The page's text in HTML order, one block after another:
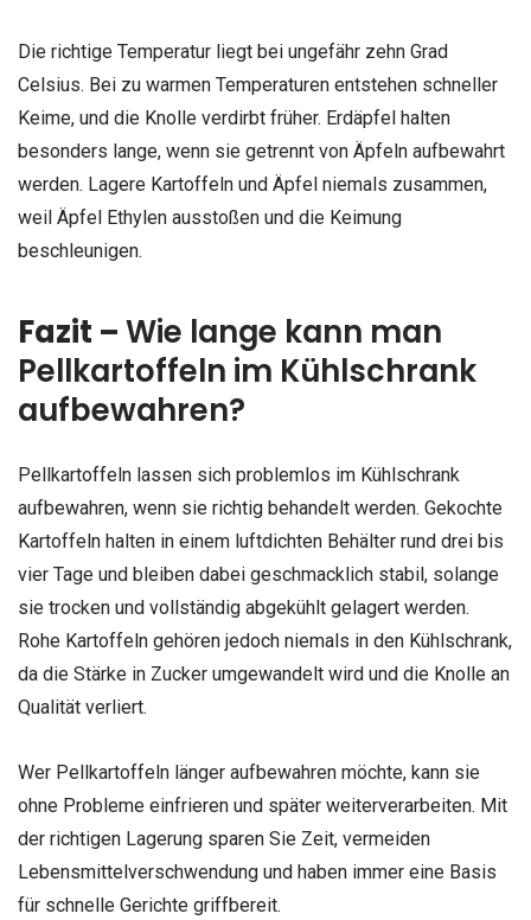
Die richtige Temperatur liegt bei ungefähr zehn Grad
Celsius. Bei zu warmen Temperaturen entstehen schneller
Keime, und die Knolle verdirbt früher. Erdäpfel halten
besonders lange, wenn sie getrennt von Äpfeln aufbewahrt
werden. Lagere Kartoffeln und Äpfel niemals zusammen,
weil Äpfel Ethylen ausstoßen und die Keimung
beschleunigen.
Fazit –Wie lange kann man
Pellkartoffeln im Kühlschrank
aufbewahren?
Pellkartoffeln lassen sich problemlos im Kühlschrank
aufbewahren, wenn sie richtig behandelt werden. Gekochte
Kartoffeln halten in einem luftdichten Behälter rund drei bis
vier Tage und bleiben dabei geschmacklich stabil, solange
sie trocken und vollständig abgekühlt gelagert werden.
Rohe Kartoffeln gehören jedoch niemals in den Kühlschrank,
da die Stärke in Zucker umgewandelt wird und die Knolle an
Qualität verliert.
Wer Pellkartoffeln länger aufbewahren möchte, kann sie
ohne Probleme einfrieren und später weiterverarbeiten. Mit
der richtigen Lagerung sparen Sie Zeit, vermeiden
Lebensmittelverschwendung und haben immer eine Basis
für schnelle Gerichte griffbereit.